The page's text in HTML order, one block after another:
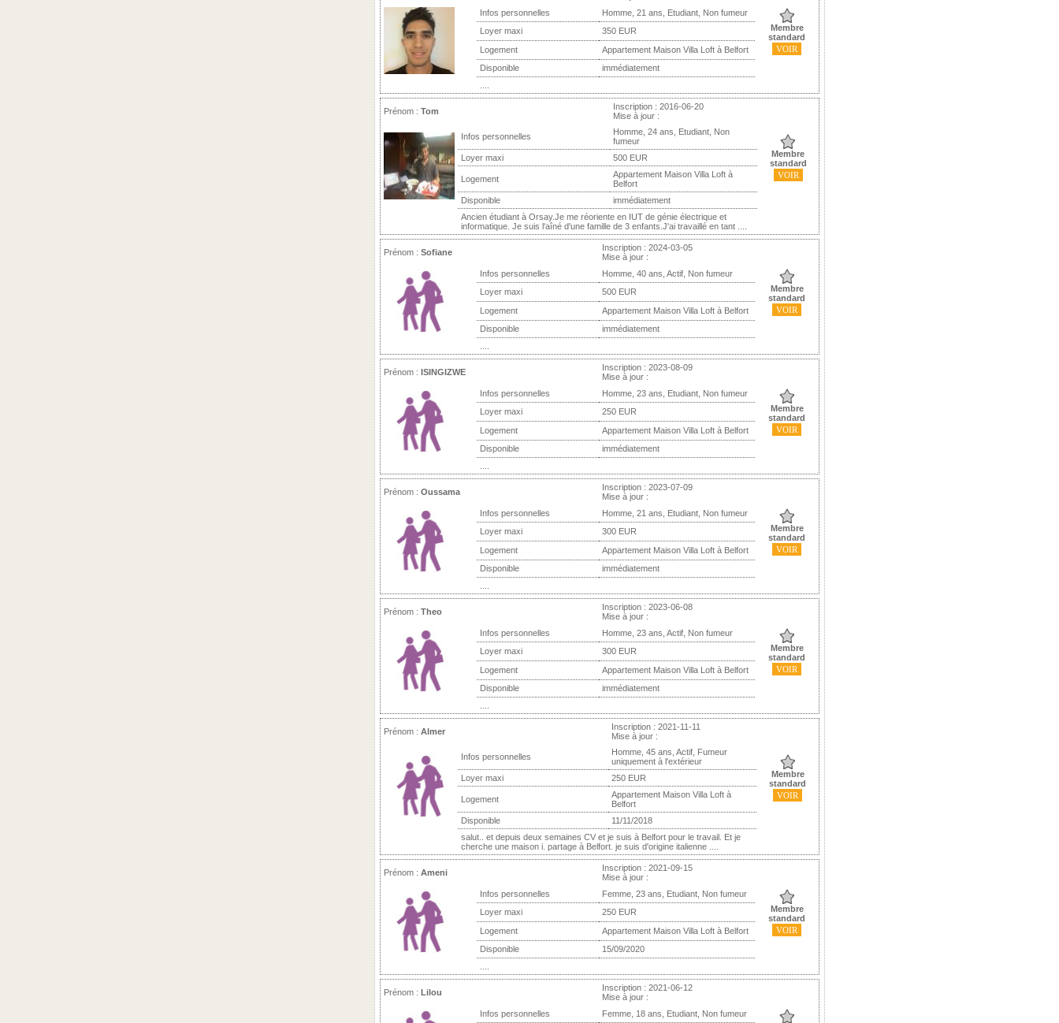
Infos personnelles
Homme, 21 ans, Etudiant, Non fumeur
Membre
standard
VOIR
Loyer maxi
350 EUR
Logement
Appartement Maison Villa Loft à Belfort
Disponible
immédiatement
Prénom : Tom
Inscription : 2016-06-20
Mise à jour :
Infos personnelles
Homme, 24 ans, Etudiant, Non
fumeur
Membre
standard
VOIR
Loyer maxi 500 EUR
Logement
Appartement Maison Villa Loft à
Belfort
Disponible
immédiatement
Ancien étudiant à Orsay.Je me réoriente en IUT de génie électrique et
informatique. Je suis l'aîné d'une famille de 3 enfants.J'ai travaillé en tant ....
Prénom : Sofiane
Inscription : 2024-03-05
Mise à jour :
Infos personnelles
Homme, 40 ans, Actif, Non fumeur
Membre
standard
VOIR
Loyer maxi
500 EUR
Logement
Appartement Maison Villa Loft à Belfort
Disponible
immédiatement
Prénom : ISINGIZWE
Inscription : 2023-08-09
Mise à jour :
Infos personnelles
Homme, 23 ans, Etudiant, Non fumeur
Membre
standard
VOIR
Loyer maxi
250 EUR
Logement
Appartement Maison Villa Loft à Belfort
Disponible
immédiatement
Prénom : Oussama
Inscription : 2023-07-09
Mise à jour :
Infos personnelles
Homme, 21 ans, Etudiant, Non fumeur
Membre
standard
VOIR
Loyer maxi
300 EUR
Logement
Appartement Maison Villa Loft à Belfort
Disponible
immédiatement
Prénom : Theo
Inscription : 2023-06-08
Mise à jour :
Infos personnelles
Homme, 23 ans, Actif, Non fumeur
Membre
standard
VOIR
Loyer maxi
300 EUR
Logement
Appartement Maison Villa Loft à Belfort
Disponible
immédiatement
Prénom : Almer
Inscription : 2021-11-11
Mise à jour :
Infos personnelles
Homme, 45 ans, Actif, Fumeur
uniquement à l'extérieur
Membre
standard
VOIR
Loyer maxi 250 EUR
Logement
Appartement Maison Villa Loft à
Belfort
Disponible
11/11/2018
salut.. et depuis deux semaines CV et je suis à Belfort pour le travail. Et je
cherche une maison i. partage à Belfort. je suis d'origine italienne ....
Prénom : Ameni
Inscription : 2021-09-15
Mise à jour :
Infos personnelles
Femme, 23 ans, Etudiant, Non fumeur
Membre
standard
VOIR
Loyer maxi
250 EUR
Logement
Appartement Maison Villa Loft à Belfort
Disponible
15/09/2020
Prénom : Lilou
Inscription : 2021-06-12
Mise à jour :
Infos personnelles
Femme, 18 ans, Etudiant, Non fumeur